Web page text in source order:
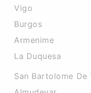
Vigo
Burgos
Armenime
La Duquesa
San Bartolome De